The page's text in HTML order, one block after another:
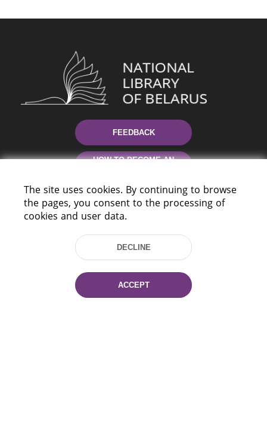
FEEDBACK
HOW TO BECOME AN
CONTACTS
The site uses cookies. By continuing to browse
the pages, you consent to the processing of
cookies and user data.
DECLINE
ACCEPT